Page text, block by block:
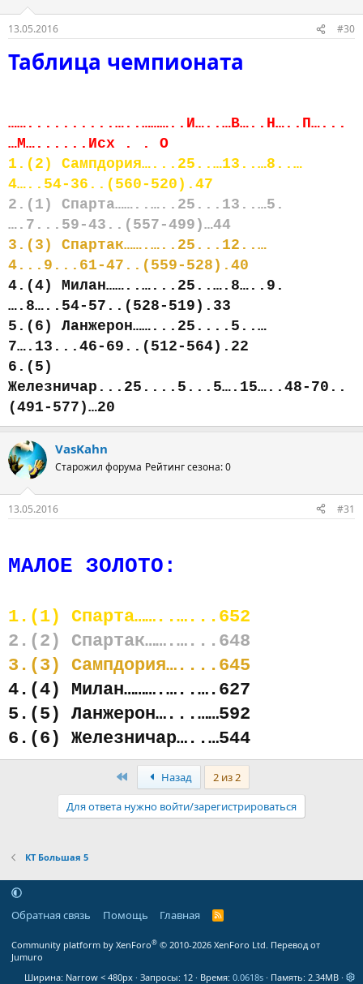
13.05.2016 #30
Таблица чемпионата
……..........…..………..И…..…В…..Н…..П…...
…М…......Исх . . О
1.(2) Сампдория…...25..…13..…8..…
4…..54-36..(560-520).47
2.(1) Спарта……..…..25...13..…5.
….7...59-43..(557-499)…44
3.(3) Спартак…….…..25...12..…
4...9...61-47..(559-528).40
4.(4) Милан……..…...25..….8…..9.
….8…..54-57..(528-519).33
5.(6) Ланжерон……...25....5..…
7….13...46-69..(512-564).22
6.(5)
Железничар...25....5...5….15…..48-70..
(491-577)…20
VasKahn
Старожил форума Рейтинг сезона: 0
13.05.2016 #31
МАЛОЕ ЗОЛОТО:
1.(1) Спарта……..…...652
2.(2) Спартак…….…...648
3.(3) Сампдория…....645
4.(4) Милан……….…..….627
5.(5) Ланжерон…...……592
6.(6) Железничар…..…544
ПервыйНазад
2 из 2
Для ответа нужно войти/зарегистрироваться
КТ Большая 5
Обратная связь Помощь Главная
R
Community platform by XenForo® © 2010-2026 XenForo Ltd. Перевод от
Jumuro
Ширина
Запросы 12 Время 0.0618s Память 2.34MB